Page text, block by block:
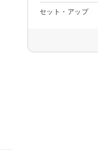
セット・アップ